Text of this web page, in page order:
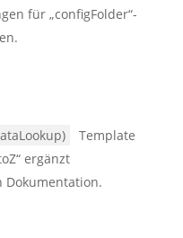
für „configFolder“-
Template
ergänzt